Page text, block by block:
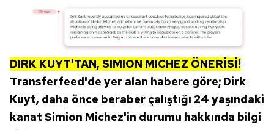
DIRK KUYT'TAN, SIMION MICHEZ ÖNERİSİ!
Transferfeed'de yer alan habere göre; Dirk
Kuyt, daha önce beraber çalıştığı 24 yaşındaki
kanat Simion Michez'in durumu hakkında bilgi